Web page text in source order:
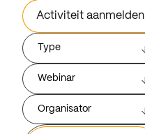
Activiteit aanmelden
Type
Webinar
Organisator